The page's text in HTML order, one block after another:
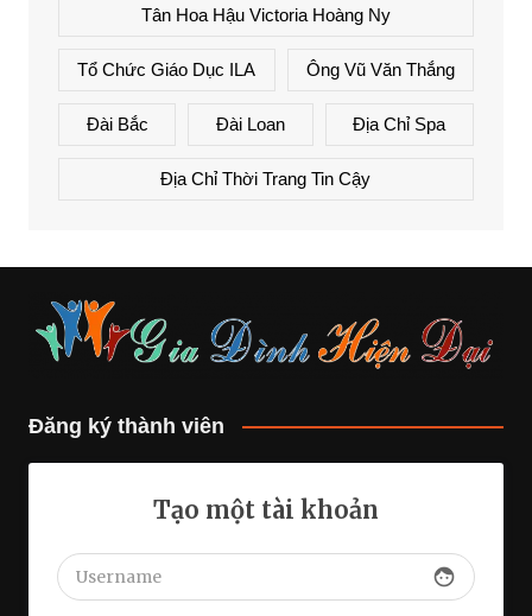
Tân Hoa Hậu Victoria Hoàng Ny
Tổ Chức Giáo Dục ILA Ông Vũ Văn Thắng
Đài Bắc Đài Loan Địa Chỉ Spa
Địa Chỉ Thời Trang Tin Cậy
Đăng ký thành viên
Tạo một tài khoản
face